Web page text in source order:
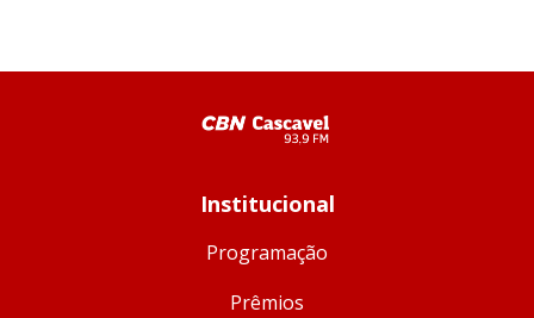
Institucional
Programação
Prêmios